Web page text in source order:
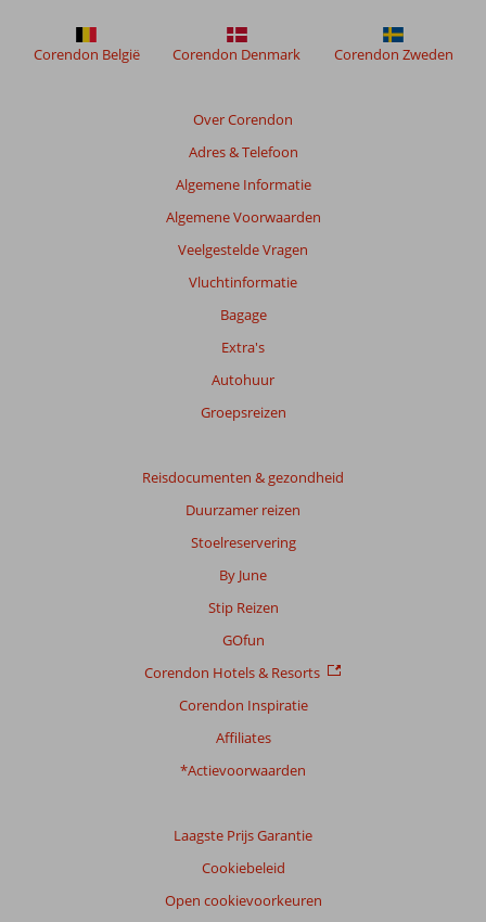
Over Corendon
Adres & Telefoon
Algemene Informatie
Algemene Voorwaarden
Veelgestelde Vragen
Vluchtinformatie
Bagage
Extra's
Autohuur
Groepsreizen
Reisdocumenten & gezondheid
Duurzamer reizen
Stoelreservering
By June
Stip Reizen
GOfun
Corendon Hotels & Resorts
Corendon Inspiratie
Affiliates
*Actievoorwaarden
Laagste Prijs Garantie
Cookiebeleid
Open cookievoorkeuren
Corendon België Corendon Denmark Corendon Zweden